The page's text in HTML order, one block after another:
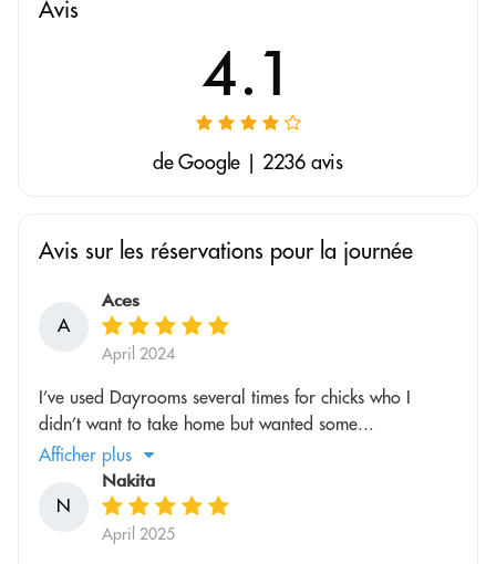
Avis
4.1
de Google | 2236 avis
Avis sur les réservations pour la journée
A
Aces
April 2024
I’ve used Dayrooms several times for chicks who I
didn’t want to take home but wanted some...
Afficher plus
N
Nakita
April 2025